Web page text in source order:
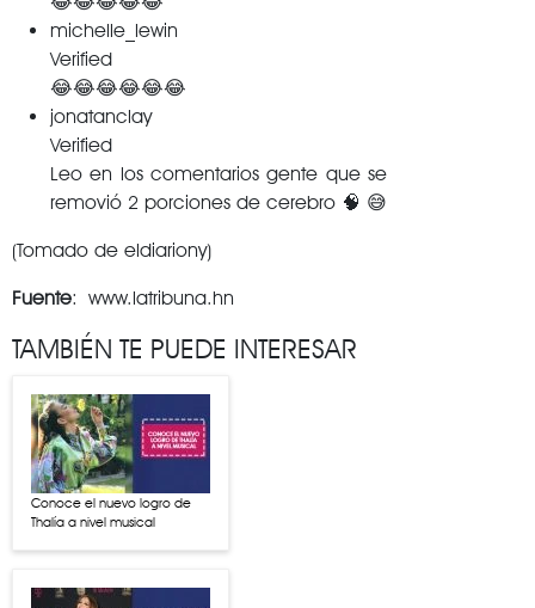
michelle_lewin
Verified
😂😂😂😂😂😂
jonatanclay
Verified
Leo en los comentarios gente que se
removió 2 porciones de cerebro 🧠 😅
(Tomado de eldiariony)
Fuente: www.latribuna.hn
TAMBIÉN TE PUEDE INTERESAR
Conoce el nuevo logro de
Thalía a nivel musical